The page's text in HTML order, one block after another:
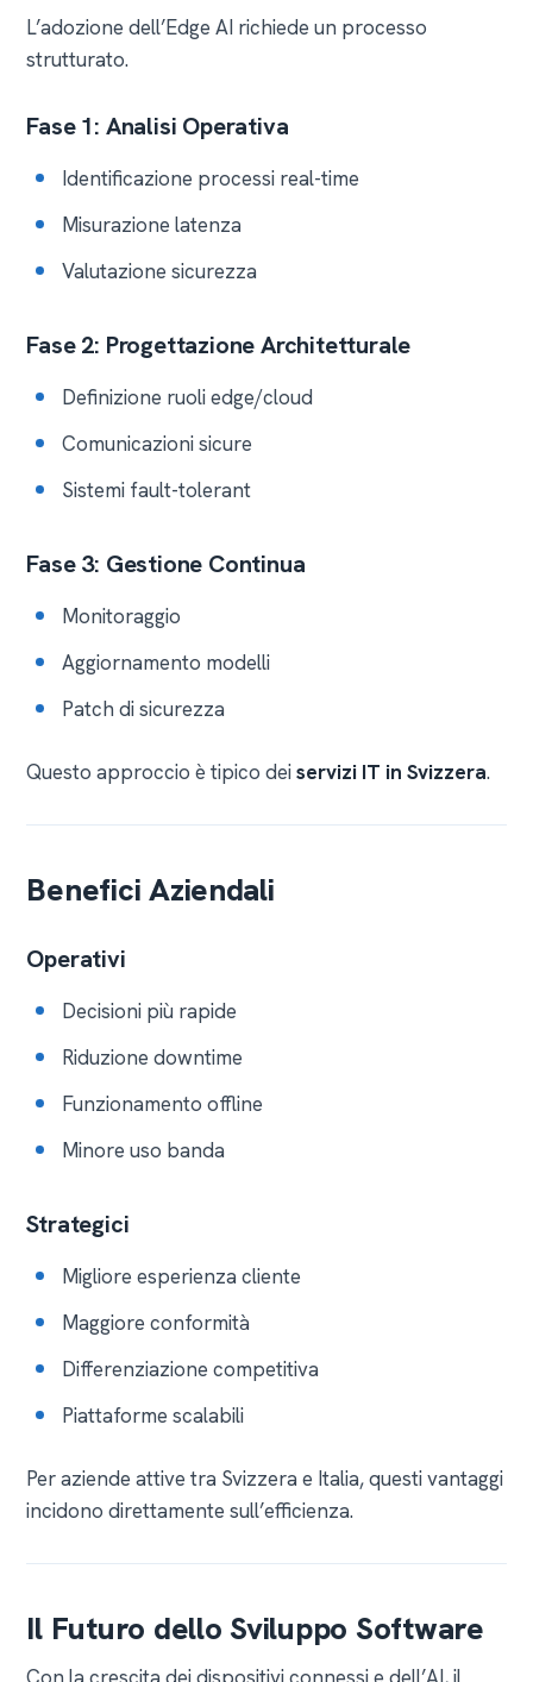
L’adozione dell’Edge AI richiede un processo
strutturato.
Fase 1: Analisi Operativa
Identificazione processi real-time
Misurazione latenza
Valutazione sicurezza
Fase 2: Progettazione Architetturale
Definizione ruoli edge/cloud
Comunicazioni sicure
Sistemi fault-tolerant
Fase 3: Gestione Continua
Monitoraggio
Aggiornamento modelli
Patch di sicurezza
Questo approccio è tipico deiservizi IT in Svizzera.
Benefici Aziendali
Operativi
Decisioni più rapide
Riduzione downtime
Funzionamento offline
Minore uso banda
Strategici
Migliore esperienza cliente
Maggiore conformità
Differenziazione competitiva
Piattaforme scalabili
Per aziende attive tra Svizzera e Italia, questi vantaggi
incidono direttamente sull’efficienza.
Il Futuro dello Sviluppo Software